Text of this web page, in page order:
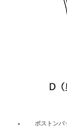
ボストンバ